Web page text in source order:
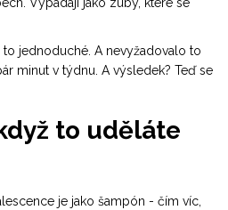
Vypadají jako zuby, které se
jednoduché. A nevyžadovalo to
minut v týdnu. A výsledek? Teď se
to uděláte
je jako šampón - čím víc,